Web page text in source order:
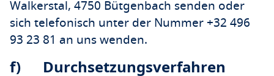
Walkerstal, 4750 Bütgenbach senden oder
sich telefonisch unter der Nummer +32 496
93 23 81 an uns wenden.
f) Durchsetzungsverfahren